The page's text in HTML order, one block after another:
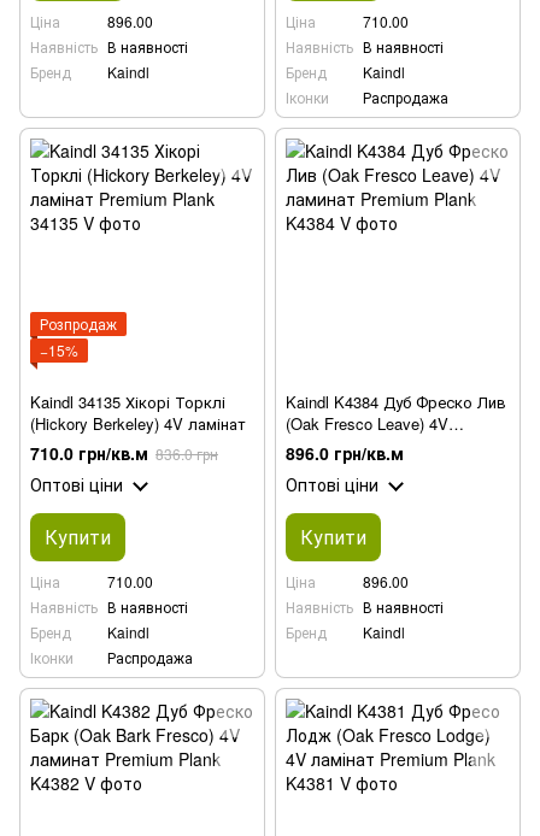
Ціна
896.00
Наявність В наявності
Бренд
Kaindl
Ціна
710.00
Наявність В наявності
Бренд
Kaindl
Іконки
Распродажа
Розпродаж
−15%
Kaindl 34135 Хікорі Торклі
(Hickory Berkeley) 4V ламінат
710.0 грн/кв.м 836.0 грн
Оптові ціни
Купити
Ціна
710.00
Наявність В наявності
Бренд
Kaindl
Іконки
Распродажа
Kaindl K4384 Дуб Фреско Лив
(Oak Fresco Leave) 4V
ламинат
896.0 грн/кв.м
Оптові ціни
Купити
Ціна
896.00
Наявність В наявності
Бренд
Kaindl